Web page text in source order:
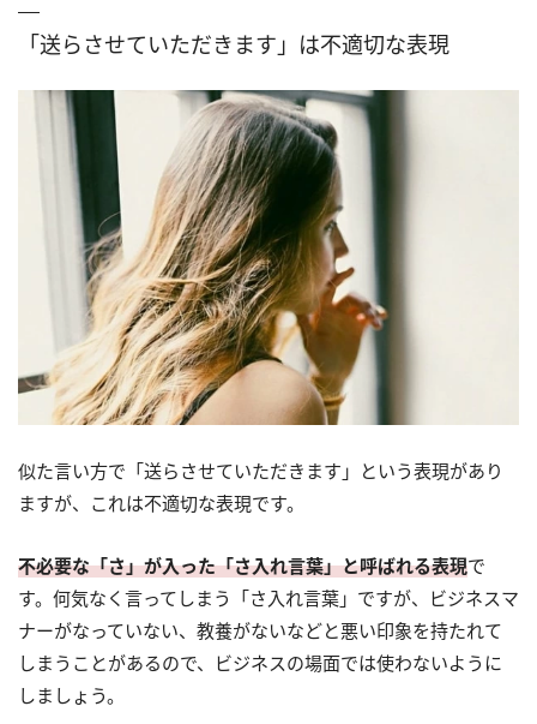
「送らさせていただきます」は不適切な表現
似た言い方で「送らさせていただきます」という表現があり
ますが、これは不適切な表現です。
不必要な「さ」が入った「さ入れ言葉」と呼ばれる表現で
す。何気なく言ってしまう「さ入れ言葉」ですが、ビジネスマ
ナーがなっていない、教養がないなどと悪い印象を持たれて
しまうことがあるので、ビジネスの場面では使わないように
しましょう。